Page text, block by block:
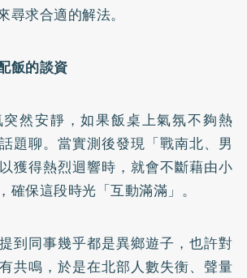
尋求合適的解法。
飯的談資
然安靜，如果飯桌上氣氛不夠熱
題聊。當實測後發現「戰南北、男
獲得熱烈迴響時，就會不斷藉由小
確保這段時光「互動滿滿」。
到同事幾乎都是異鄉遊子，也許對
共鳴，於是在北部人數失衡、聲量